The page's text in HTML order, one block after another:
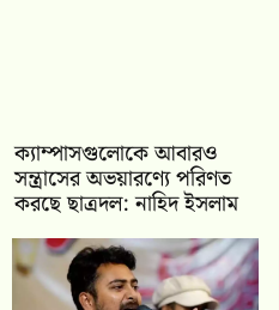
ক্যাম্পাসগুলোকে আবারও
সন্ত্রাসের অভয়ারণ্যে পরিণত
করছে ছাত্রদল: নাহিদ ইসলাম